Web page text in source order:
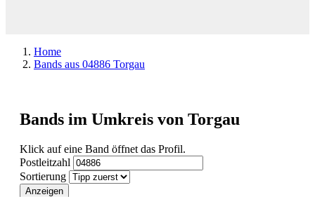
Home
Bands aus 04886 Torgau
Bands im Umkreis von Torgau
Klick auf eine Band öffnet das Profil.
Postleitzahl
Sortierung
Anzeigen